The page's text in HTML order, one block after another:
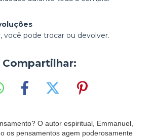
você pode trocar ou devolver.
Compartilhar:
O autor espiritual, Emmanuel,
os pensamentos agem poderosamente